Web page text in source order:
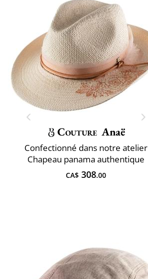
Couture Anaë
Confectionné dans notre atelier
Chapeau panama authentique
CA$ 308.00